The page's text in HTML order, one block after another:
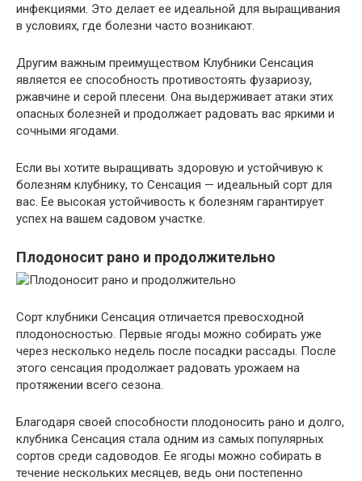
инфекциями. Это делает ее идеальной для выращивания
в условиях, где болезни часто возникают.
Другим важным преимуществом Клубники Сенсация
является ее способность противостоять фузариозу,
ржавчине и серой плесени. Она выдерживает атаки этих
опасных болезней и продолжает радовать вас яркими и
сочными ягодами.
Если вы хотите выращивать здоровую и устойчивую к
болезням клубнику, то Сенсация — идеальный сорт для
вас. Ее высокая устойчивость к болезням гарантирует
успех на вашем садовом участке.
Плодоносит рано и продолжительно
Сорт клубники Сенсация отличается превосходной
плодоносностью. Первые ягоды можно собирать уже
через несколько недель после посадки рассады. После
этого сенсация продолжает радовать урожаем на
протяжении всего сезона.
Благодаря своей способности плодоносить рано и долго,
клубника Сенсация стала одним из самых популярных
сортов среди садоводов. Ее ягоды можно собирать в
течение нескольких месяцев, ведь они постепенно